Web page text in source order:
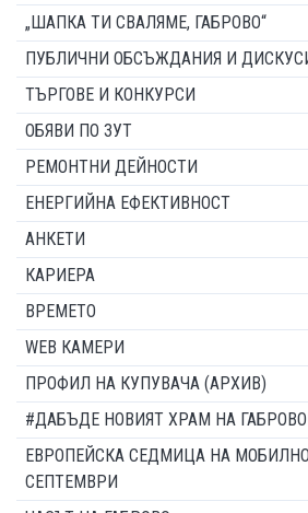
„ШАПКА ТИ СВАЛЯМЕ, ГАБРОВО“
ПУБЛИЧНИ ОБСЪЖДАНИЯ И
ТЪРГОВЕ И КОНКУРСИ
ОБЯВИ ПО ЗУТ
РЕМОНТНИ ДЕЙНОСТИ
ЕНЕРГИЙНА ЕФЕКТИВНОСТ
АНКЕТИ
КАРИЕРА
ВРЕМЕТО
WEB КАМЕРИ
ПРОФИЛ НА КУПУВАЧА (АРХИВ)
#ДАБЪДЕ НОВИЯТ ХРАМ НА
ЕВРОПЕЙСКА СЕДМИЦА НА
СЕПТЕМВРИ